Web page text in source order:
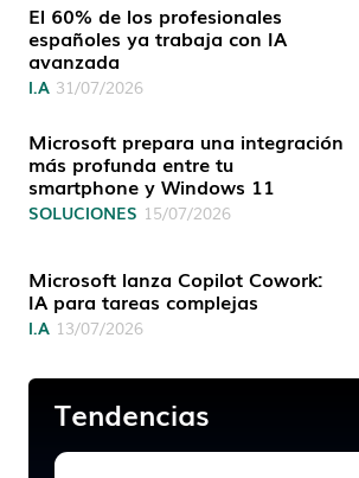
El 60% de los profesionales
españoles ya trabaja con IA
avanzada
I.A 31/07/2026
Microsoft prepara una integración
más profunda entre tu
smartphone y Windows 11
SOLUCIONES 15/07/2026
Microsoft lanza Copilot Cowork:
IA para tareas complejas
I.A 13/07/2026
Tendencias